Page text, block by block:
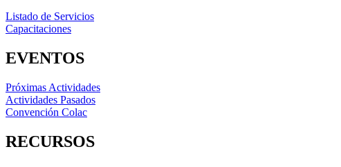
Listado de Servicios
Capacitaciones
EVENTOS
Próximas Actividades
Actividades Pasados
Convención Colac
RECURSOS